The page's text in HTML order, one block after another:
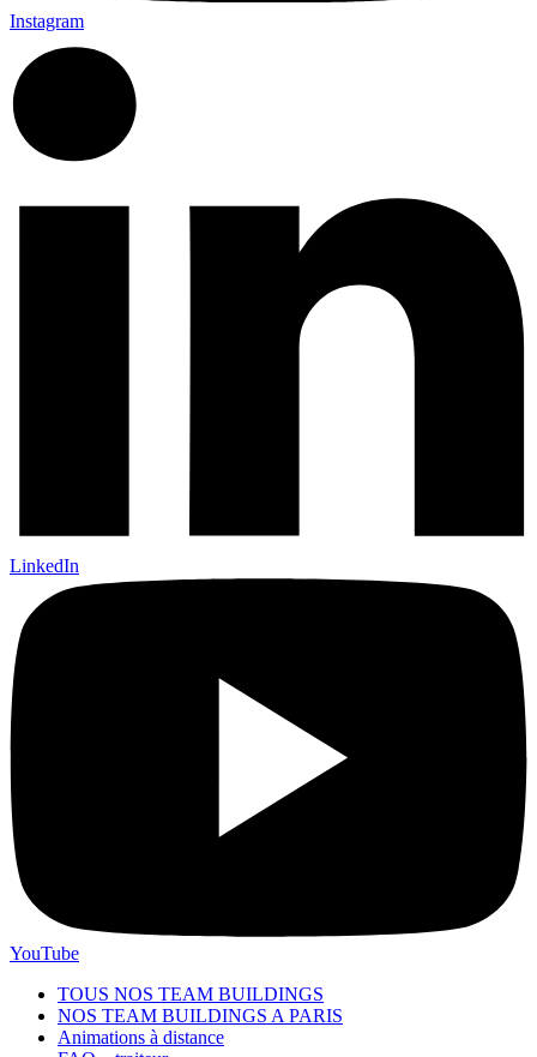
Instagram
LinkedIn
YouTube
TOUS NOS TEAM BUILDINGS
NOS TEAM BUILDINGS A PARIS
Animations à distance